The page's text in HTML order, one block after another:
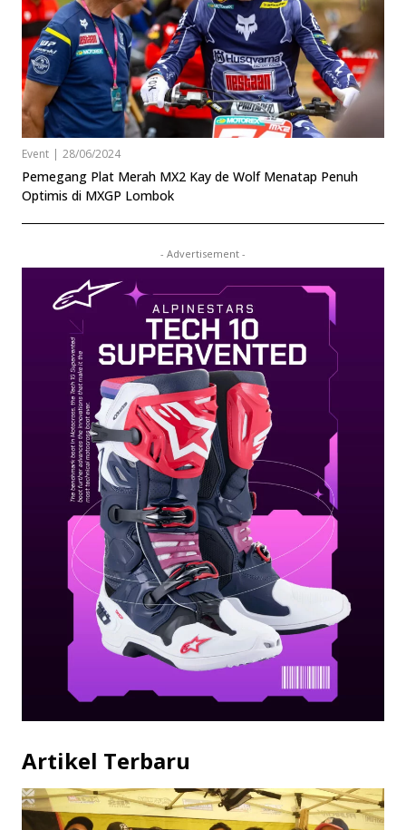
Event | 28/06/2024
Pemegang Plat Merah MX2 Kay de Wolf Menatap Penuh
Optimis di MXGP Lombok
- Advertisement -
Artikel Terbaru